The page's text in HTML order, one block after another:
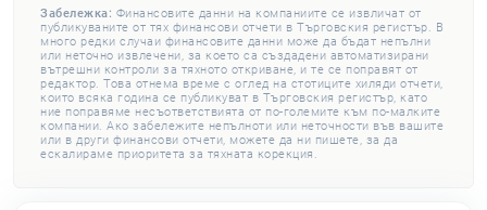
Забележка: Финансовите данни на компаниите се извличат от
публикуваните от тях финансови отчети в Търговския регистър. В
много редки случаи финансовите данни може да бъдат непълни
или неточно извлечени, за което са създадени автоматизирани
вътрешни контроли за тяхното откриване, и те се поправят от
редактор. Това отнема време с оглед на стотиците хиляди отчети,
които всяка година се публикуват в Търговския регистър, като
ние поправяме несъответствията от по-големите към по-малките
компании. Ако забележите непълноти или неточности във вашите
или в други финансови отчети, можете да ни пишете, за да
ескалираме приоритета за тяхната корекция.